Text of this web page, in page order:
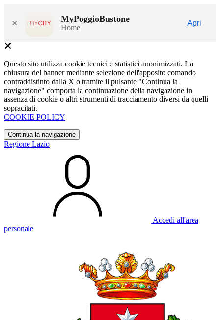
× MyPoggioBustone
Home
Apri
Questo sito utilizza cookie tecnici e statistici anonimizzati. La
chiusura del banner mediante selezione dell'apposito comando
contraddistinto dalla X o tramite il pulsante "Continua la
navigazione" comporta la continuazione della navigazione in
assenza di cookie o altri strumenti di tracciamento diversi da quelli
sopracitati.
COOKIE POLICY
Continua la navigazione
Regione Lazio
Accedi all'area
personale